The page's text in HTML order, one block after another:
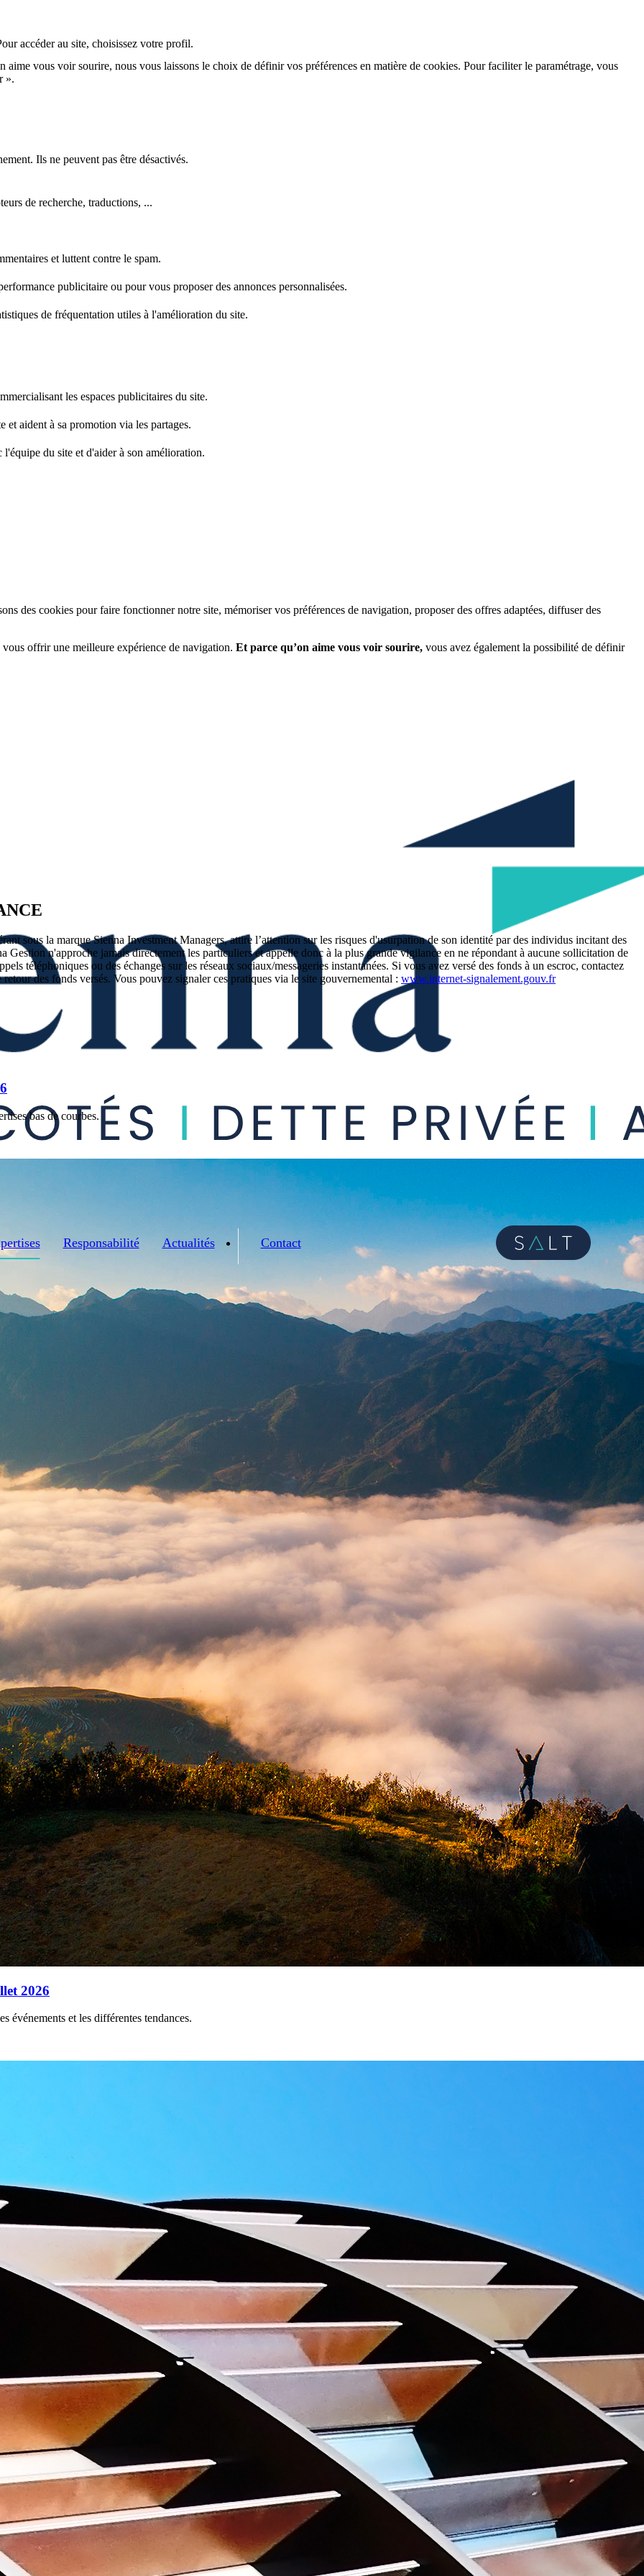
vous voir sourire, nous vous laissons le choix de définir vos préférences en matière de cookies. Pour faciliter le paramétrage, vous
».
Ils ne peuvent pas être désactivés.
de recherche, traductions, ...
et luttent contre le spam.
publicitaire ou pour vous proposer des annonces personnalisées.
de fréquentation utiles à l'amélioration du site.
les espaces publicitaires du site.
aident à sa promotion via les partages.
du site et d'aider à son amélioration.
des cookies pour faire fonctionner notre site, mémoriser vos préférences de navigation, proposer des offres adaptées, diffuser des
offrir une meilleure expérience de navigation. Et parce qu’on aime vous voir sourire, vous avez également la possibilité de définir
Responsabilité Actualités Contact
sous la marque Sienna Investment Managers, attire l’attention sur les risques d'usurpation de son identité par des individus incitant des
Gestion n'approche jamais directement les particuliers et appelle donc à la plus grande vigilance en ne répondant à aucune sollicitation de
téléphoniques ou des échanges sur les réseaux sociaux/messageries instantanées. Si vous avez versé des fonds à un escroc, contactez
des fonds versés. Vous pouvez signaler ces pratiques via le site gouvernemental : www.internet-signalement.gouv.fr
bas de courbes.
2026
événements et les différentes tendances.
accéder au site, choisissez votre profil.